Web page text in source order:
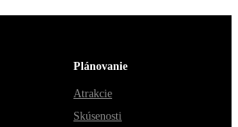
собр...
самая ловушка,
Plánovanie
Atrakcie
Skúsenosti